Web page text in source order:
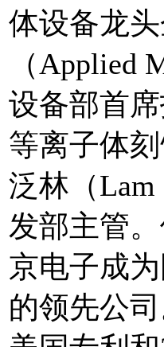
体设备龙
（Applied
设备部首
等离子体
泛林（Lam
发部主管
京电子成
的领先公